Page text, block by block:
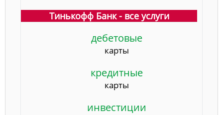
Тинькофф Банк - все услуги
дебетовые
карты
кредитные
карты
инвестиции